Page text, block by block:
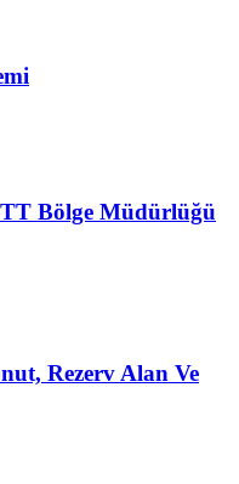
Bölge Müdürlüğü
Rezerv Alan Ve